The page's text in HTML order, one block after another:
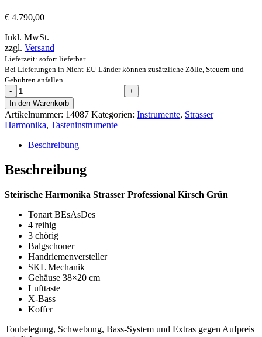
€ 4.790,00
Inkl. MwSt.
zzgl. Versand
Lieferzeit: sofort lieferbar
Bei Lieferungen in Nicht-EU-Länder können zusätzliche Zölle, Steuern und
Gebühren anfallen.
Steirische
Harmonika
Strasser
Professional
Natur
Kirsch
BEsAsDes
Menge
In den Warenkorb
Artikelnummer: 14087 Kategorien: Instrumente, Strasser
Harmonika, Tasteninstrumente
Beschreibung
Beschreibung
Steirische Harmonika Strasser Professional Kirsch Grün
Tonart BEsAsDes
4 reihig
3 chörig
Balgschoner
Handriemenversteller
SKL Mechanik
Gehäuse 38×20 cm
Lufttaste
X-Bass
Koffer
Tonbelegung, Schwebung, Bass-System und Extras gegen Aufpreis